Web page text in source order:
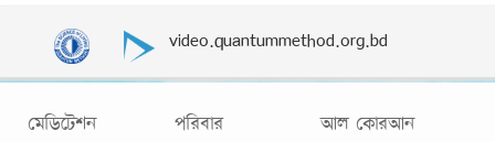
video.quantummethod.org.bd
মেডিটেশন
পরিবার
আল কোরআন